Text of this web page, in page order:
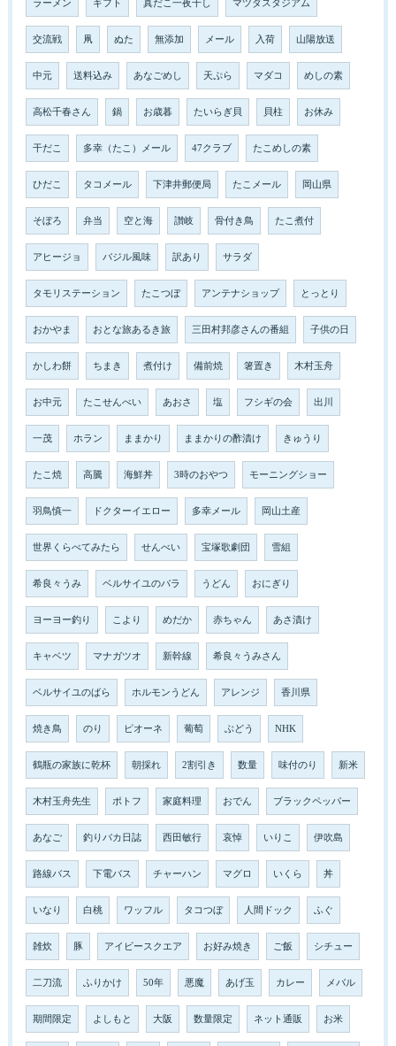
ラーメン ギフト 真だこ一夜干し マツダスタジアム
交流戦 凧 ぬた 無添加 メール 入荷 山陽放送
中元 送料込み あなごめし 天ぷら マダコ めしの素
高松千春さん 鍋 お歳暮 たいらぎ貝 貝柱 お休み
干だこ 多幸（たこ）メール 47クラブ たこめしの素
ひだこ タコメール 下津井郵便局 たこメール 岡山県
そぼろ 弁当 空と海 讃岐 骨付き鳥 たこ煮付
アヒージョ バジル風味 訳あり サラダ
タモリステーション たこつぼ アンテナショップ とっとり
おかやま おとな旅あるき旅 三田村邦彦さんの番組 子供の日
かしわ餅 ちまき 煮付け 備前焼 箸置き 木村玉舟
お中元 たこせんべい あおさ 塩 フシギの会 出川
一茂 ホラン ままかり ままかりの酢漬け きゅうり
たこ焼 高騰 海鮮丼 3時のおやつ モーニングショー
羽鳥慎一 ドクターイエロー 多幸メール 岡山土産
世界くらべてみたら せんべい 宝塚歌劇団 雪組
希良々うみ ベルサイユのバラ うどん おにぎり
ヨーヨー釣り こより めだか 赤ちゃん あさ漬け
キャベツ マナガツオ 新幹線 希良々うみさん
ベルサイユのばら ホルモンうどん アレンジ 香川県
焼き鳥 のり ピオーネ 葡萄 ぶどう NHK
鶴瓶の家族に乾杯 朝採れ 2割引き 数量 味付のり 新米
木村玉舟先生 ポトフ 家庭料理 おでん ブラックペッパー
あなご 釣りバカ日誌 西田敏行 哀悼 いりこ 伊吹島
路線バス 下電バス チャーハン マグロ いくら 丼
いなり 白桃 ワッフル タコつぼ 人間ドック ふぐ
雑炊 豚 アイビースクエア お好み焼き ご飯 シチュー
二刀流 ふりかけ 50年 悪魔 あげ玉 カレー メバル
期間限定 よしもと 大阪 数量限定 ネット通販 お米